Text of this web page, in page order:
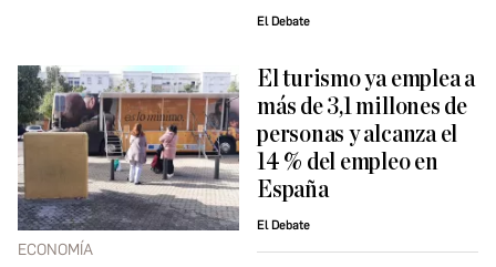
El Debate
ECONOMÍA
El turismo ya emplea a
más de 3,1 millones de
personas y alcanza el
14 % del empleo en
España
El Debate